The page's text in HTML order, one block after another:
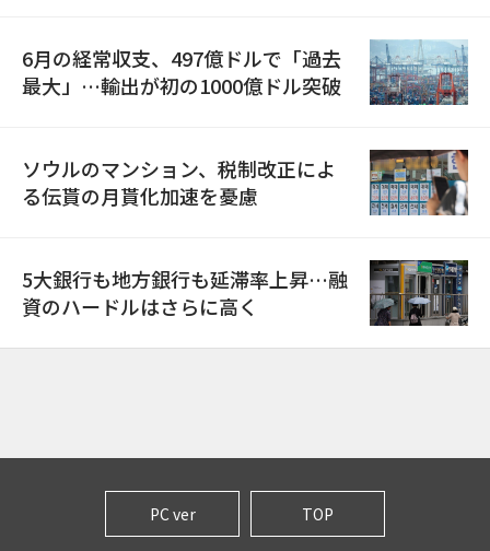
6月の経常収支、497億ドルで「過去
最大」…輸出が初の1000億ドル突破
ソウルのマンション、税制改正によ
る伝貰の月貰化加速を憂慮
5大銀行も地方銀行も延滞率上昇…融
資のハードルはさらに高く
PC ver TOP